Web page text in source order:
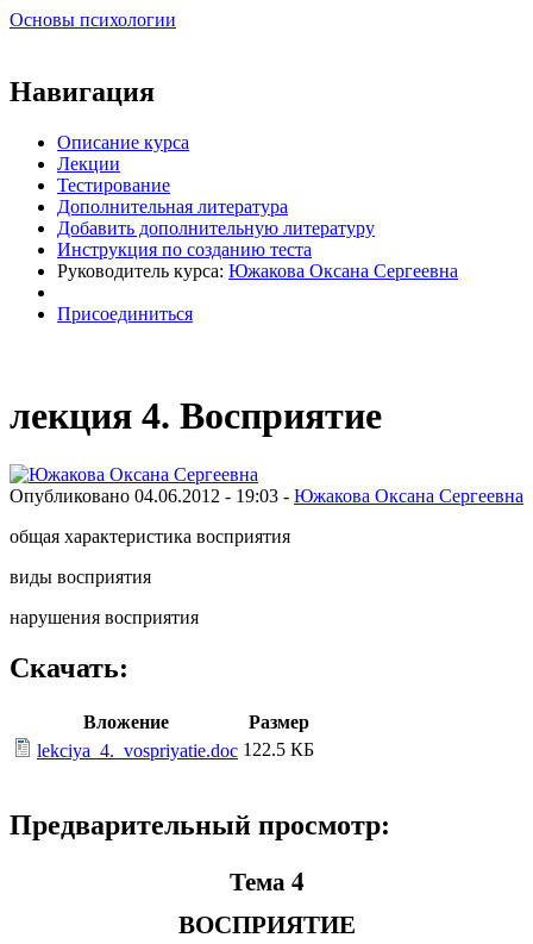
Основы психологии
Навигация
Описание курса
Лекции
Тестирование
Дополнительная литература
Добавить дополнительную литературу
Инструкция по созданию теста
Руководитель курса: Южакова Оксана Сергеевна
Присоединиться
лекция 4. Восприятие
Опубликовано 04.06.2012 - 19:03 - Южакова Оксана Сергеевна
общая характеристика восприятия
виды восприятия
нарушения восприятия
Скачать:
Вложение
Размер
lekciya_4._vospriyatie.doc 122.5 КБ
Предварительный просмотр:
Тема 4
ВОСПРИЯТИЕ